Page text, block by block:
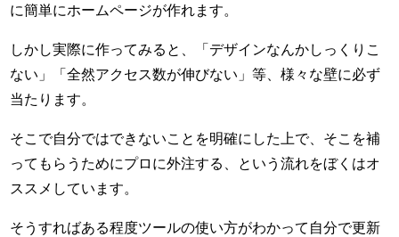
に簡単にホームページが作れます。
しかし実際に作ってみると、「デザインなんかしっくりこ
ない」「全然アクセス数が伸びない」等、様々な壁に必ず
当たります。
そこで自分ではできないことを明確にした上で、そこを補
ってもらうためにプロに外注する、という流れをぼくはオ
ススメしています。
そうすればある程度ツールの使い方がわかって自分で更新